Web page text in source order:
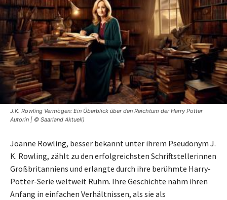
J.K. Rowling Vermögen: Ein Überblick über den Reichtum der Harry Potter
Autorin | © Saarland Aktuell)
Joanne Rowling, besser bekannt unter ihrem Pseudonym J.
K. Rowling, zählt zu den erfolgreichsten Schriftstellerinnen
Großbritanniens und erlangte durch ihre berühmte Harry-
Potter-Serie weltweit Ruhm. Ihre Geschichte nahm ihren
Anfang in einfachen Verhältnissen, als sie als